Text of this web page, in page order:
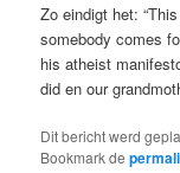
Zo eindigt het:
somebody comes
his atheist
did en our
Dit bericht werd
Bookmark de